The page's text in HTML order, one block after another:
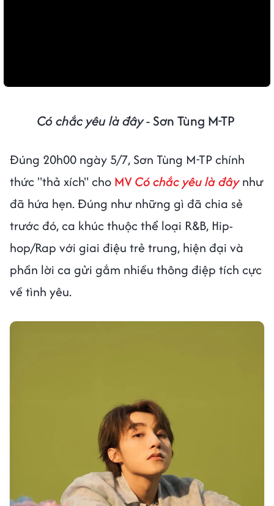
Có chắc yêu là đây -Sơn Tùng M-TP
Đúng 20h00 ngày 5/7, Sơn Tùng M-TP chính
thức "thả xích" cho MVCó chắc yêu là đâynhư
đã hứa hẹn. Đúng như những gì đã chia sẻ
trước đó, ca khúc thuộc thể loại R&B, Hip-
hop/Rap với giai điệu trẻ trung, hiện đại và
phần lời ca gửi gắm nhiều thông điệp tích cực
về tình yêu.